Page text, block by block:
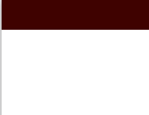
Inhalt